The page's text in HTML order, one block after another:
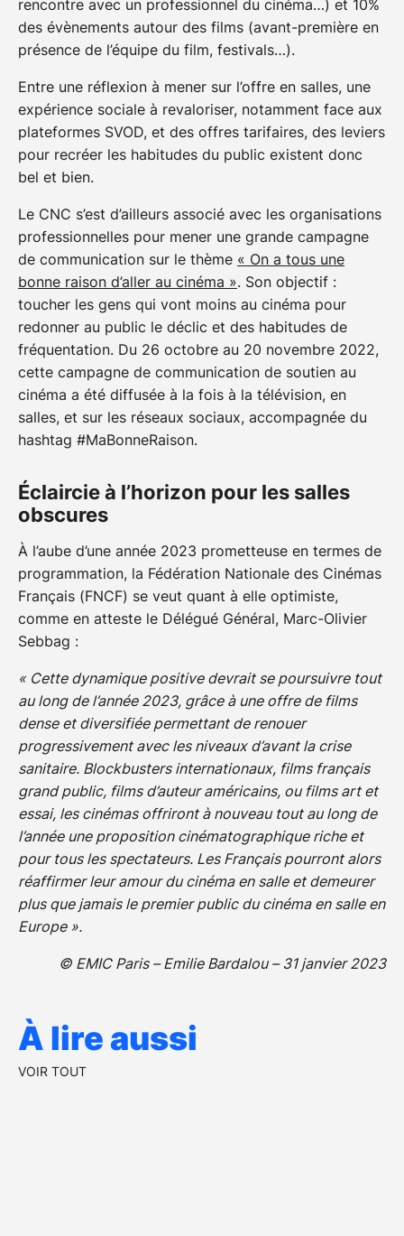
rencontre avec un professionnel du cinéma…) et 10%
des évènements autour des films (avant-première en
présence de l’équipe du film, festivals…).
Entre une réflexion à mener sur l’offre en salles, une
expérience sociale à revaloriser, notamment face aux
plateformes SVOD, et des offres tarifaires, des leviers
pour recréer les habitudes du public existent donc
bel et bien.
Le CNC s’est d’ailleurs associé avec les organisations
professionnelles pour mener une grande campagne
de communication sur le thème « On a tous une
bonne raison d’aller au cinéma ». Son objectif :
toucher les gens qui vont moins au cinéma pour
redonner au public le déclic et des habitudes de
fréquentation. Du 26 octobre au 20 novembre 2022,
cette campagne de communication de soutien au
cinéma a été diffusée à la fois à la télévision, en
salles, et sur les réseaux sociaux, accompagnée du
hashtag #MaBonneRaison.
Éclaircie à l’horizon pour les salles
obscures
À l’aube d’une année 2023 prometteuse en termes de
programmation, la Fédération Nationale des Cinémas
Français (FNCF) se veut quant à elle optimiste,
comme en atteste le Délégué Général, Marc-Olivier
Sebbag :
« Cette dynamique positive devrait se poursuivre tout
au long de l’année 2023, grâce à une offre de films
dense et diversifiée permettant de renouer
progressivement avec les niveaux d’avant la crise
sanitaire. Blockbusters internationaux, films français
grand public, films d’auteur américains, ou films art et
essai, les cinémas offriront à nouveau tout au long de
l’année une proposition cinématographique riche et
pour tous les spectateurs. Les Français pourront alors
réaffirmer leur amour du cinéma en salle et demeurer
plus que jamais le premier public du cinéma en salle en
Europe ».
© EMIC Paris – Emilie Bardalou – 31 janvier 2023
À lire aussi
VOIR TOUT